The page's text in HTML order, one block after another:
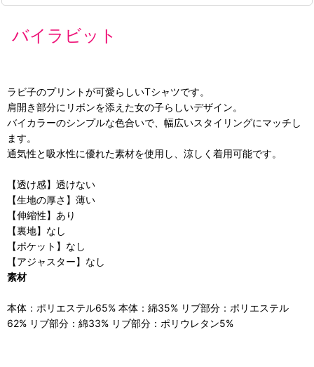
バイラビット
ラビ子のプリントが可愛らしいTシャツです。
肩開き部分にリボンを添えた女の子らしいデザイン。
バイカラーのシンプルな色合いで、幅広いスタイリングにマッチし
ます。
通気性と吸水性に優れた素材を使用し、涼しく着用可能です。
【透け感】透けない
【生地の厚さ】薄い
【伸縮性】あり
【裏地】なし
【ポケット】なし
【アジャスター】なし
素材
本体：ポリエステル65% 本体：綿35% リブ部分：ポリエステル
62% リブ部分：綿33% リブ部分：ポリウレタン5%